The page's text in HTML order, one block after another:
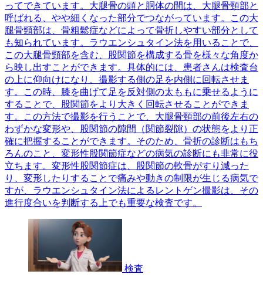
ってできています。大腿骨の頭と胴体の間は、大腿骨頸部と
呼ばれる、やや細くなった部分でつながっています。この大
腿骨頸部は、骨粗鬆症などによって骨折しやすい部分として
も知られています。ラウエンシュタイン法を用いることで、
この大腿骨頸部を含む、股関節を構成する骨を様々な角度か
ら映し出すことができます。具体的には、患者さんは検査台
の上に仰向けになり、撮影する側の足を内側に回転させま
す。この時、膝を曲げて足を反対側の太ももに乗せるように
することで、股関節をより大きく回転させることができま
す。この方法で撮影を行うことで、大腿骨頸部の前後左右の
わずかな変形や、股関節の隙間（関節裂隙）の状態をより正
確に把握することができます。そのため、骨折の診断はもち
ろんのこと、変形性股関節症などの病気の診断にも非常に役
立ちます。変形性股関節症は、股関節の軟骨がすり減った
り、変形したりすることで痛みや動きの制限が生じる病気で
すが、ラウエンシュタイン法によるレントゲン撮影は、その
進行度合いを判断する上でも重要な検査です。
検査